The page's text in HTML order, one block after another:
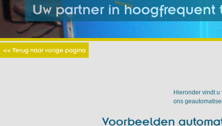
Uw partner in
<< Terug naar vorige pagina
Hieronder vindt
ons
Voorbeelden